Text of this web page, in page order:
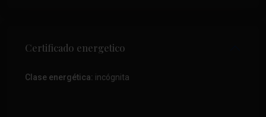
Certificado energetico
Clase energética: incógnita